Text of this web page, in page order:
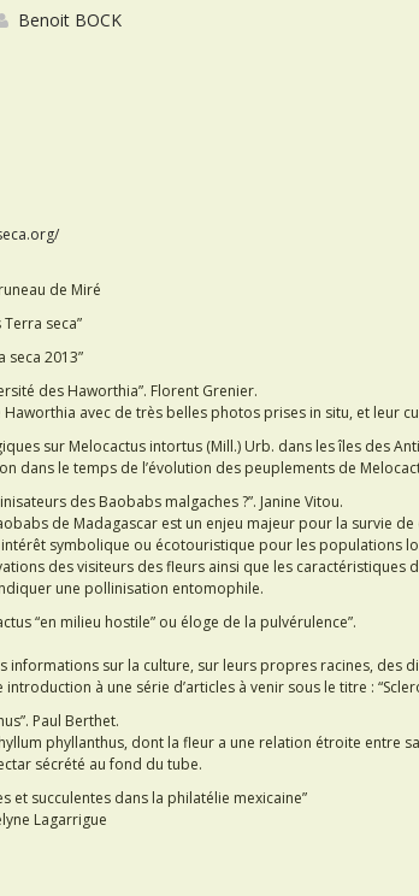
Benoit BOCK
de Miré
seca”
seca 2013”
des Haworthia”. Florent Grenier.
avec de très belles photos prises in situ, et leur
sur Melocactus intortus (Mill.) Urb. dans les îles des
dans le temps de l’évolution des peuplements de
des Baobabs malgaches ?”. Janine Vitou.
de Madagascar est un enjeu majeur pour la survie
intérêt symbolique ou écotouristique pour les populations
des visiteurs des fleurs ainsi que les caractéristiques
une pollinisation entomophile.
“en milieu hostile” ou éloge de la pulvérulence”.
informations sur la culture, sur leurs propres racines, des
introduction à une série d’articles à venir sous le titre :
Paul Berthet.
phyllanthus, dont la fleur a une relation étroite entre
sécrété au fond du tube.
et succulentes dans la philatélie mexicaine”
Lagarrigue